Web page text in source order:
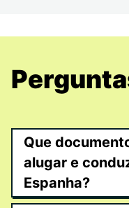
Que
alugar e
Espanha?